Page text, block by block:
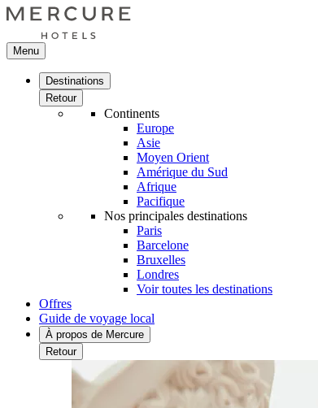
Menu
Destinations
Retour
Continents
Europe
Asie
Moyen Orient
Amérique du Sud
Afrique
Pacifique
Nos principales destinations
Paris
Barcelone
Bruxelles
Londres
Voir toutes les destinations
Offres
Guide de voyage local
À propos de Mercure
Retour